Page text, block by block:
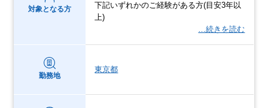
対象となる方
下記いずれかのご経験がある方(目安3年以
上)
…続きを読む
勤務地
東京都